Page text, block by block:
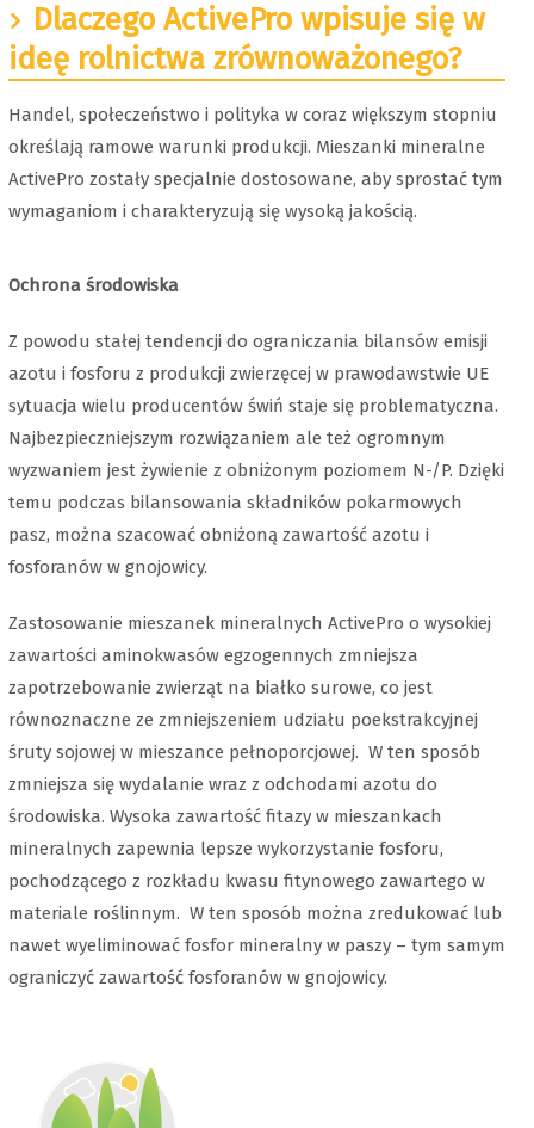
Dlaczego ActivePro wpisuje się w
ideę rolnictwa zrównoważonego?
Handel, społeczeństwo i polityka w coraz większym stopniu
określają ramowe warunki produkcji. Mieszanki mineralne
ActivePro zostały specjalnie dostosowane, aby sprostać tym
wymaganiom i charakteryzują się wysoką jakością.
Ochrona środowiska
Z powodu stałej tendencji do ograniczania bilansów emisji
azotu i fosforu z produkcji zwierzęcej w prawodawstwie UE
sytuacja wielu producentów świń staje się problematyczna.
Najbezpieczniejszym rozwiązaniem ale też ogromnym
wyzwaniem jest żywienie z obniżonym poziomem N-/P. Dzięki
temu podczas bilansowania składników pokarmowych
pasz, można szacować obniżoną zawartość azotu i
fosforanów w gnojowicy.
Zastosowanie mieszanek mineralnych ActivePro o wysokiej
zawartości aminokwasów egzogennych zmniejsza
zapotrzebowanie zwierząt na białko surowe, co jest
równoznaczne ze zmniejszeniem udziału poekstrakcyjnej
śruty sojowej w mieszance pełnoporcjowej. W ten sposób
zmniejsza się wydalanie wraz z odchodami azotu do
środowiska. Wysoka zawartość fitazy w mieszankach
mineralnych zapewnia lepsze wykorzystanie fosforu,
pochodzącego z rozkładu kwasu fitynowego zawartego w
materiale roślinnym. W ten sposób można zredukować lub
nawet wyeliminować fosfor mineralny w paszy – tym samym
ograniczyć zawartość fosforanów w gnojowicy.